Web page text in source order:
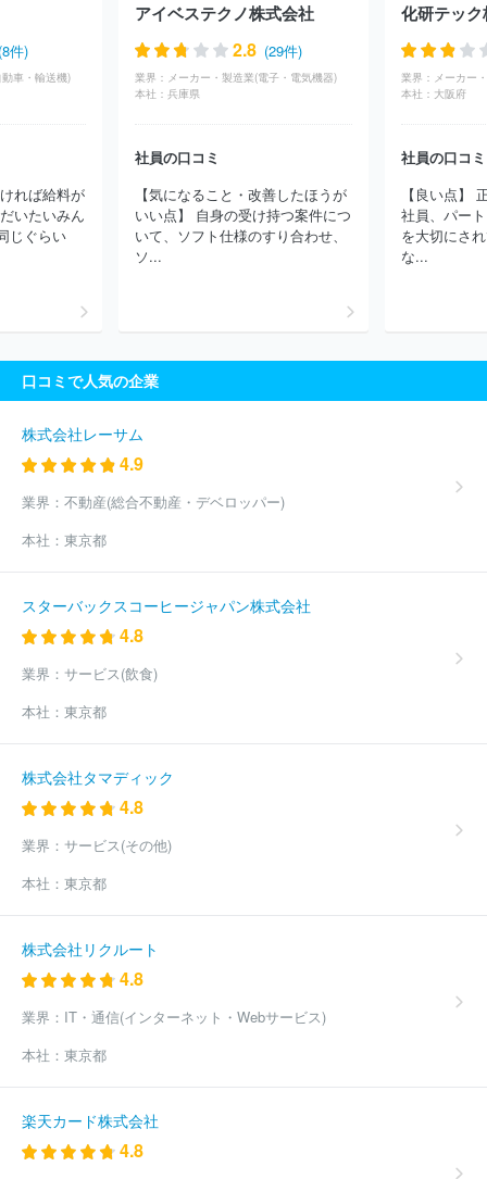
東洋エンジニアリング株式会社
サミー株式会社
株式会社日本製鋼所
株式会社アビリカ 株式会社キッツ
オイ
レス工業株式会社
住友重機械工業株式会社
式会社マースグループホールディングス
株式会社アルバック
ヤ
アイダエンジニアリング株式会社 株式会社加藤製作所
株式
会社
株式会社荏原製作所 川崎重工業株式会社
株式会社技研製
作所
株式会社アイエイアイ
ＪＦＥエンジニアリング株式会社
ほか(4294件)
件)
車・輸送機)
れば給料が
いたいみん
じぐらい
アイベステクノ株式会社
2.8 (29件)
業界： メーカー・製造業(電子・電気機器)
本社： 兵庫県
社員の口コミ
【気になること・改善したほうが
いい点】 自身の受け持つ案件につ
いて、ソフト仕様のすり合わせ、
ソ...
化研テッ
業界： メーカー
本社： 大阪府
社員の口コミ
【良い点】
社員、パー
を大切にさ
な...
口コミで人気の企業
株式会社レーサム
4.9
業界： 不動産(総合不動産・デベロッパー)
本社： 東京都
スターバックスコーヒージャパン株式会社
4.8
業界： サービス(飲食)
本社： 東京都
株式会社タマディック
4.8
業界： サービス(その他)
本社： 東京都
株式会社リクルート
4.8
業界： IT・通信(インターネット・Webサービス)
本社： 東京都
楽天カード株式会社
4.8